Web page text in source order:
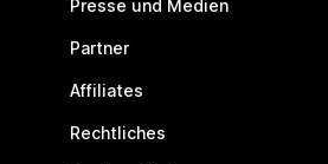
Presse und Medien
Partner
Affiliates
Rechtliches